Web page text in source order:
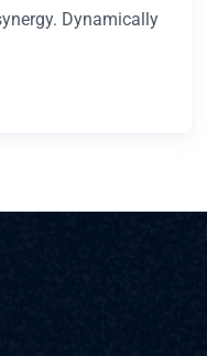
Dynamically